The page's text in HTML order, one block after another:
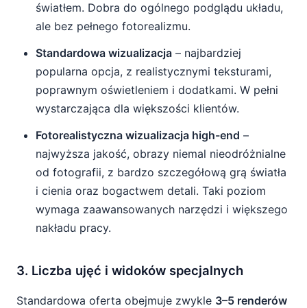
światłem. Dobra do ogólnego podglądu układu,
ale bez pełnego fotorealizmu.
Standardowa wizualizacja – najbardziej
popularna opcja, z realistycznymi teksturami,
poprawnym oświetleniem i dodatkami. W pełni
wystarczająca dla większości klientów.
Fotorealistyczna wizualizacja high-end –
najwyższa jakość, obrazy niemal nieodróżnialne
od fotografii, z bardzo szczegółową grą światła
i cienia oraz bogactwem detali. Taki poziom
wymaga zaawansowanych narzędzi i większego
nakładu pracy.
3. Liczba ujęć i widoków specjalnych
Standardowa oferta obejmuje zwykle 3–5 renderów